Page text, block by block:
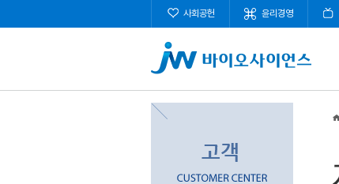
사회공헌 윤리경영